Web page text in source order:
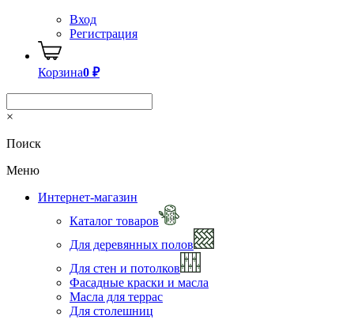
Вход
Регистрация
Корзина0 ₽
×
Поиск
Меню
Интернет-магазин
Каталог товаров
Для деревянных полов
Для стен и потолков
Фасадные краски и масла
Масла для террас
Для столешниц